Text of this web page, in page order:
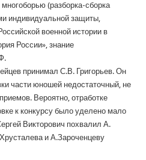
(разборка-сборка
индивидуальной защиты,
военной истории в
России», знание
принимал С.В. Григорьев. Он
части юношей недостаточный, не
Вероятно, отработке
к конкурсу было уделено мало
Викторович похвалил А.
и А.Зароченцеву